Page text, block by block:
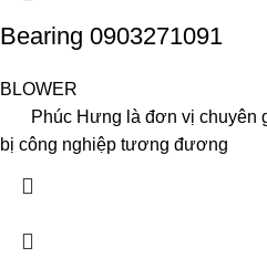
Bearing 0903271091
BLOWER
Phúc Hưng là đơn vị chuyên
bị công nghiệp tương đương